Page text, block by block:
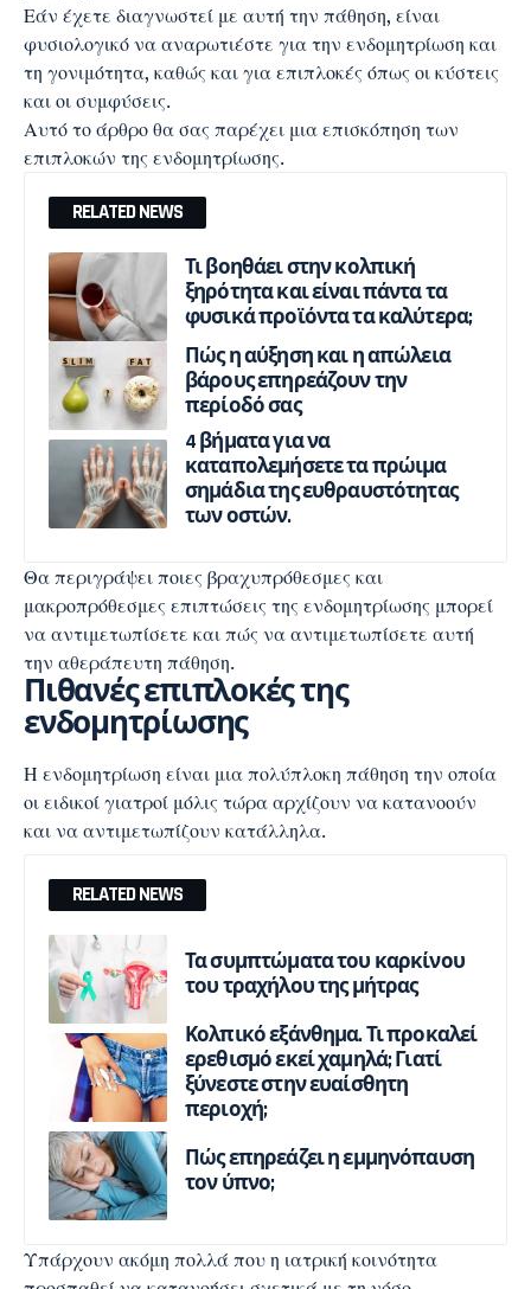
Εάν έχετε διαγνωστεί με αυτή την πάθηση, είναι
φυσιολογικό να αναρωτιέστε για την ενδομητρίωση και
τη γονιμότητα, καθώς και για επιπλοκές όπως οι κύστεις
και οι συμφύσεις.
Αυτό το άρθρο θα σας παρέχει μια επισκόπηση των
επιπλοκών της ενδομητρίωσης.
RELATED NEWS
Τι βοηθάει στην κολπική
ξηρότητα και είναι πάντα τα
φυσικά προϊόντα τα καλύτερα;
Πώς η αύξηση και η απώλεια
βάρους επηρεάζουν την
περίοδό σας
4 βήματα για να
καταπολεμήσετε τα πρώιμα
σημάδια της ευθραυστότητας
των οστών.
Θα περιγράψει ποιες βραχυπρόθεσμες και
μακροπρόθεσμες επιπτώσεις της ενδομητρίωσης μπορεί
να αντιμετωπίσετε και πώς να αντιμετωπίσετε αυτή
την αθεράπευτη πάθηση.
Πιθανές επιπλοκές της
ενδομητρίωσης
Η ενδομητρίωση είναι μια πολύπλοκη πάθηση την οποία
οι ειδικοί γιατροί μόλις τώρα αρχίζουν να κατανοούν
και να αντιμετωπίζουν κατάλληλα.
RELATED NEWS
Τα συμπτώματα του καρκίνου
του τραχήλου της μήτρας
Κολπικό εξάνθημα. Τι προκαλεί
ερεθισμό εκεί χαμηλά; Γιατί
ξύνεστε στην ευαίσθητη
περιοχή;
Πώς επηρεάζει η εμμηνόπαυση
τον ύπνο;
Υπάρχουν ακόμη πολλά που η ιατρική κοινότητα